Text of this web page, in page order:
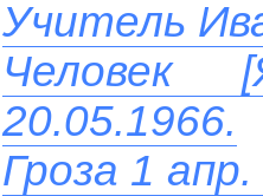
Учитель
Человек
20.05.1966.
Гроза 1